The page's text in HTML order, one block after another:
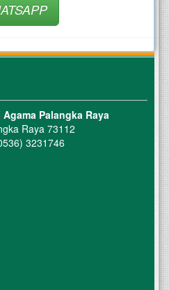
Palangka Raya
Raya 73112
3231746